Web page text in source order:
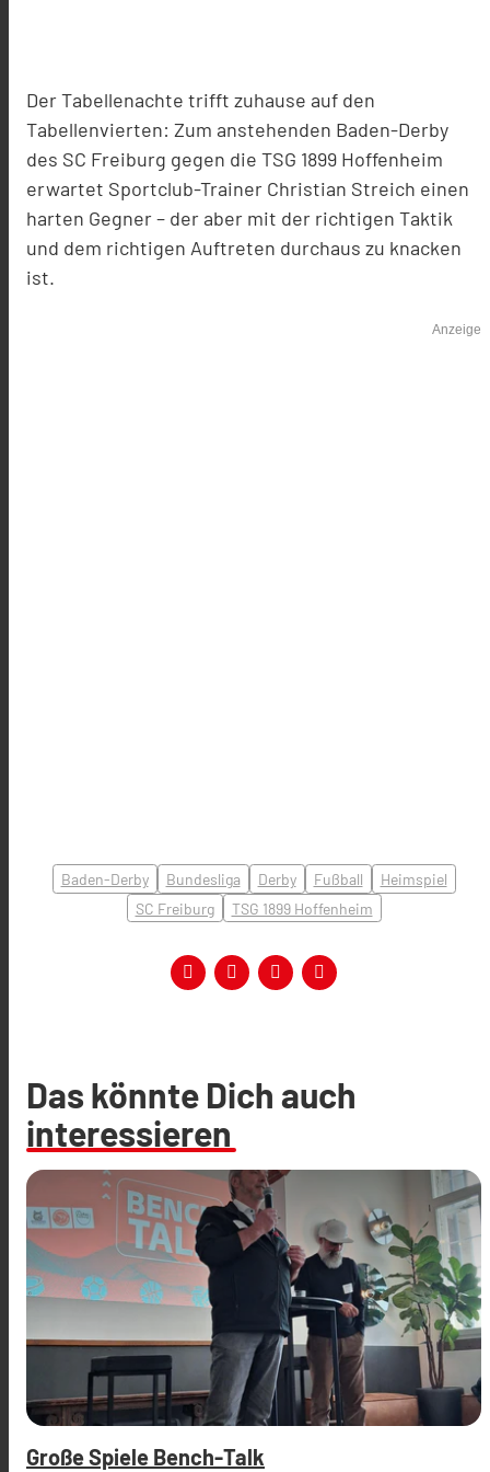
Der Tabellenachte trifft zuhause auf den
Tabellenvierten: Zum anstehenden Baden-Derby
des SC Freiburg gegen die TSG 1899 Hoffenheim
erwartet Sportclub-Trainer Christian Streich einen
harten Gegner – der aber mit der richtigen Taktik
und dem richtigen Auftreten durchaus zu knacken
ist.
Anzeige
Baden-Derby Bundesliga Derby Fußball
Heimspiel
SC Freiburg
TSG 1899 Hoffenheim
Das könnte Dich auch
interessieren
Große Spiele Bench-Talk